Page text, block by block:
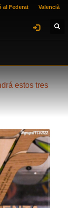
al Federat Valencià
estos tres